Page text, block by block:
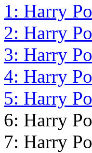
1: Harry
2: Harry
3: Harry
4: Harry
5: Harry
6: Harry
7: Harry